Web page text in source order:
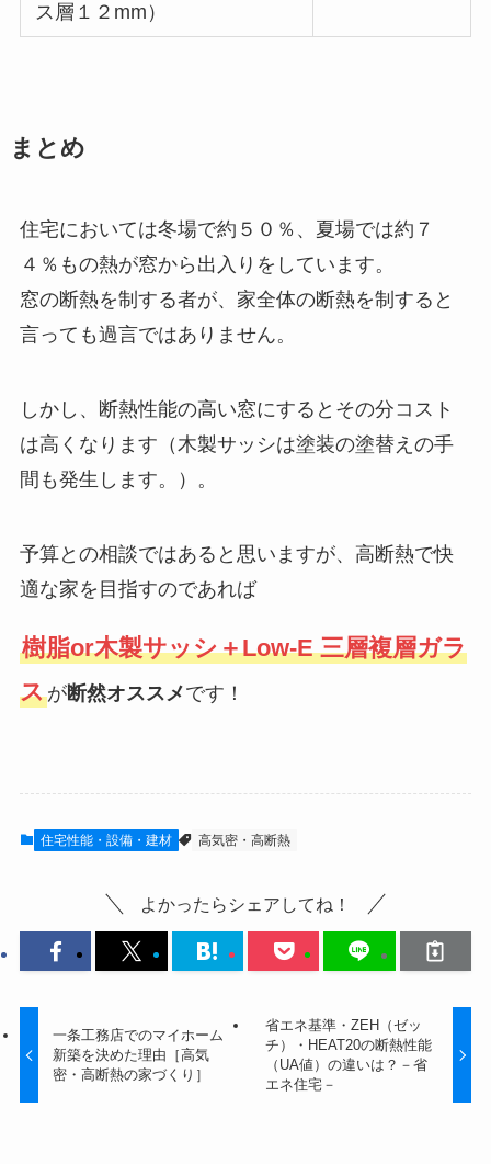
ス層１２mm）
まとめ
住宅においては冬場で約５０％、夏場では約７
４％もの熱が窓から出入りをしています。
窓の断熱を制する者が、家全体の断熱を制すると
言っても過言ではありません。
しかし、断熱性能の高い窓にするとその分コスト
は高くなります（木製サッシは塗装の塗替えの手
間も発生します。）。
予算との相談ではあると思いますが、高断熱で快
適な家を目指すのであれば
樹脂or木製サッシ＋Low-E 三層複層ガラ
スが断然オススメです！
住宅性能・設備・建材 高気密・高断熱
よかったらシェアしてね！
一条工務店でのマイホーム
新築を決めた理由［高気
密・高断熱の家づくり］
省エネ基準・ZEH（ゼッ
チ）・HEAT20の断熱性能
（UA値）の違いは？－省
エネ住宅－